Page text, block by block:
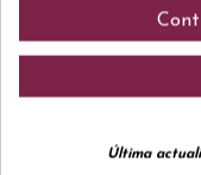
Última